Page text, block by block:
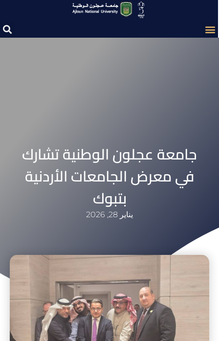
جامعة عجلون الوطنية تشارك
في معرض الجامعات الأردنية
بتبوك
يناير 28, 2026